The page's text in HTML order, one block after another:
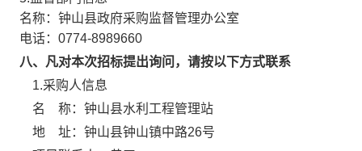
名称：钟山县政府采购监督管理办公室
电话：0774-8989660
八、凡对本次招标提出询问，请按以下方式联系
1.采购人信息
名 称： 钟山县水利工程管理站
地 址： 钟山县钟山镇中路26号